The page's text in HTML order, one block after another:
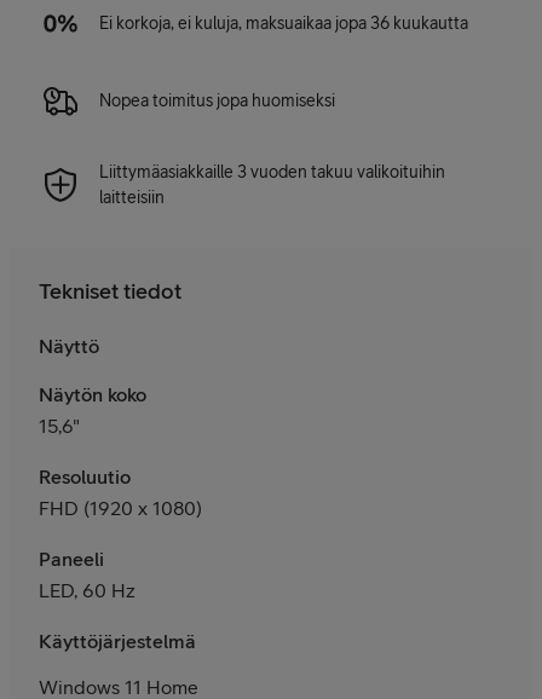
Ei korkoja, ei kuluja, maksuaikaa jopa 36 kuukautta
Nopea toimitus jopa huomiseksi
Liittymäasiakkaille 3 vuoden takuu valikoituihin
laitteisiin
Tekniset tiedot
Näyttö
Näytön koko
15,6"
Resoluutio
FHD (1920 x 1080)
Paneeli
LED, 60 Hz
Käyttöjärjestelmä
Windows 11 Home